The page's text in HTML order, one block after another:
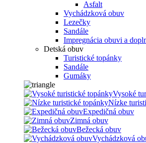
Asfalt
Vychádzková obuv
Lezečky
Sandále
Impregnácia obuvi a
Detská obuv
Turistické topánky
Sandále
Gumáky
Vysoké
Nízke
Expedičná obuv
Zimná obuv
Bežecká obuv
Vychádzková